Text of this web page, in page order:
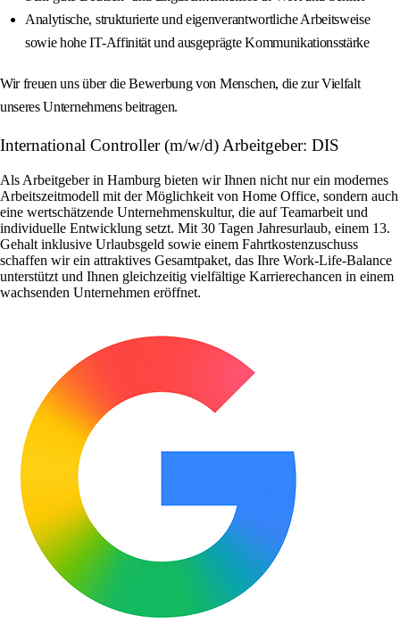
Analytische, strukturierte und eigenverantwortliche Arbeitsweise
sowie hohe IT-Affinität und ausgeprägte Kommunikationsstärke
Wir freuen uns über die Bewerbung von Menschen, die zur Vielfalt
unseres Unternehmens beitragen.
International Controller (m/w/d) Arbeitgeber: DIS
Als Arbeitgeber in Hamburg bieten wir Ihnen nicht nur ein modernes
Arbeitszeitmodell mit der Möglichkeit von Home Office, sondern auch
eine wertschätzende Unternehmenskultur, die auf Teamarbeit und
individuelle Entwicklung setzt. Mit 30 Tagen Jahresurlaub, einem 13.
Gehalt inklusive Urlaubsgeld sowie einem Fahrtkostenzuschuss
schaffen wir ein attraktives Gesamtpaket, das Ihre Work-Life-Balance
unterstützt und Ihnen gleichzeitig vielfältige Karrierechancen in einem
wachsenden Unternehmen eröffnet.